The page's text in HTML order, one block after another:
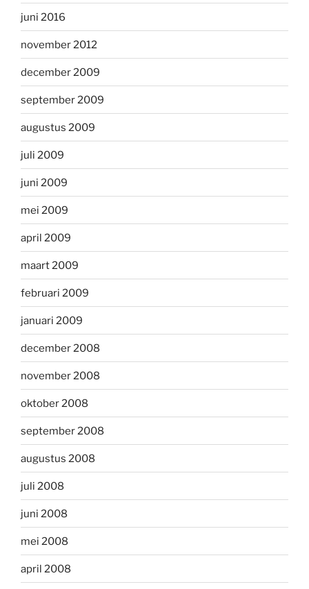
juni 2016
november 2012
december 2009
september 2009
augustus 2009
juli 2009
juni 2009
mei 2009
april 2009
maart 2009
februari 2009
januari 2009
december 2008
november 2008
oktober 2008
september 2008
augustus 2008
juli 2008
juni 2008
mei 2008
april 2008